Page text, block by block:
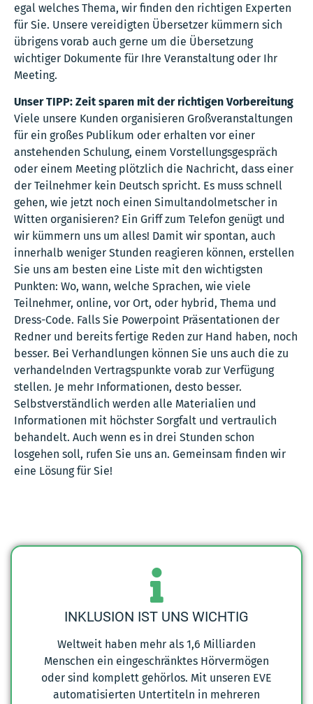
egal welches Thema, wir finden den richtigen Experten
für Sie. Unsere vereidigten Übersetzer kümmern sich
übrigens vorab auch gerne um die Übersetzung
wichtiger Dokumente für Ihre Veranstaltung oder Ihr
Meeting.
Unser TIPP: Zeit sparen mit der richtigen Vorbereitung
Viele unsere Kunden organisieren Großveranstaltungen
für ein großes Publikum oder erhalten vor einer
anstehenden Schulung, einem Vorstellungsgespräch
oder einem Meeting plötzlich die Nachricht, dass einer
der Teilnehmer kein Deutsch spricht. Es muss schnell
gehen, wie jetzt noch einen Simultandolmetscher in
Witten organisieren? Ein Griff zum Telefon genügt und
wir kümmern uns um alles! Damit wir spontan, auch
innerhalb weniger Stunden reagieren können, erstellen
Sie uns am besten eine Liste mit den wichtigsten
Punkten: Wo, wann, welche Sprachen, wie viele
Teilnehmer, online, vor Ort, oder hybrid, Thema und
Dress-Code. Falls Sie Powerpoint Präsentationen der
Redner und bereits fertige Reden zur Hand haben, noch
besser. Bei Verhandlungen können Sie uns auch die zu
verhandelnden Vertragspunkte vorab zur Verfügung
stellen. Je mehr Informationen, desto besser.
Selbstverständlich werden alle Materialien und
Informationen mit höchster Sorgfalt und vertraulich
behandelt. Auch wenn es in drei Stunden schon
losgehen soll, rufen Sie uns an. Gemeinsam finden wir
eine Lösung für Sie!
INKLUSION IST UNS WICHTIG
Weltweit haben mehr als 1,6 Milliarden
Menschen ein eingeschränktes Hörvermögen
oder sind komplett gehörlos. Mit unseren EVE
automatisierten Untertiteln in mehreren